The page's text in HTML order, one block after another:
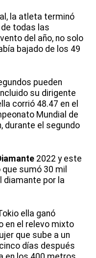
la atleta terminó
todas las
del año, no solo
bajado de los 49
pueden
su dirigente
corrió 48.47 en el
Mundial de
durante el segundo
2022 y este
sumó 30 mil
diamante por la
ella ganó
en el relevo mixto
que sube a un
días después